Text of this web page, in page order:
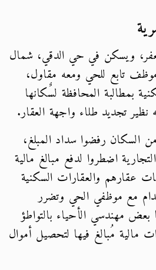
ويسكن في حي الدقي، شمال
تابع للحي ومعه مقاول،
بمطالبة المحافظة لسٌكانها
السكان رفضوا سداد المبلغ،
اضطروا لدفع مبالغ مالية
عقارهم والعقارات السكنية
مع موظفي الحي وتضرر
بعض مهندسي الأحياء بالتواطؤ
مالية مُبالغ فيها لتحصيل أموال